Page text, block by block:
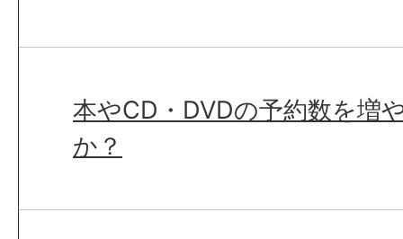
本やCD・DVDの予約数を増
か？